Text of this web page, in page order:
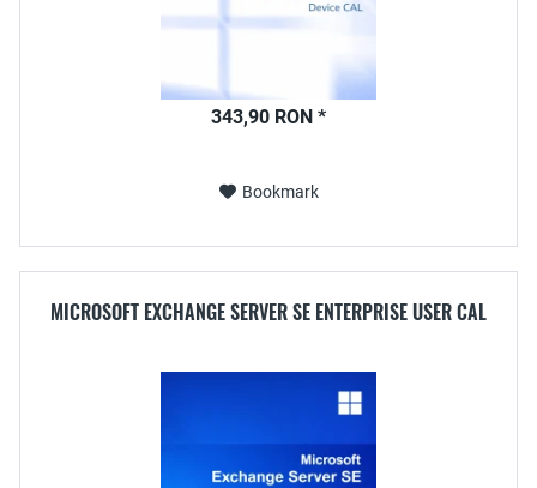
343,90 RON *
Bookmark
MICROSOFT EXCHANGE SERVER SE ENTERPRISE USER CAL